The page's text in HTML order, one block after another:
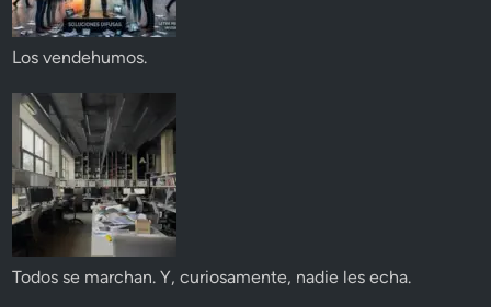
Los vendehumos.
Todos se marchan. Y, curiosamente, nadie les echa.